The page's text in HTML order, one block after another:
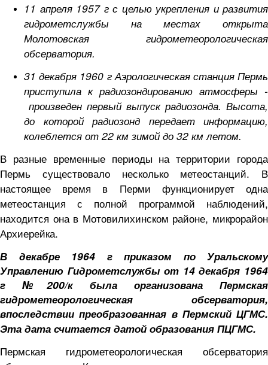
11 апреля 1957 г с целью укрепления и развития
гидрометслужбы на местах открыта
Молотовская гидрометеорологическая
обсерватория.
31 декабря 1960 г Аэрологическая станция Пермь
приступила к радиозондированию атмосферы -
произведен первый выпуск радиозонда. Высота,
до которой радиозонд передает информацию,
колеблется от 22 км зимой до 32 км летом.
В разные временные периоды на территории города
Пермь существовало несколько метеостанций. В
настоящее время в Перми функционирует одна
метеостанция с полной программой наблюдений,
находится она в Мотовилихинском районе, микрорайон
Архиерейка.
В декабре 1964 г приказом по Уральскому
Управлению Гидрометслужбы от 14 декабря 1964
г №200/к была организована Пермская
гидрометеорологическая обсерватория,
впоследствии преобразованная в Пермский ЦГМС.
Эта дата считается датой образования ПЦГМС.
Пермская гидрометеорологическая обсерватория